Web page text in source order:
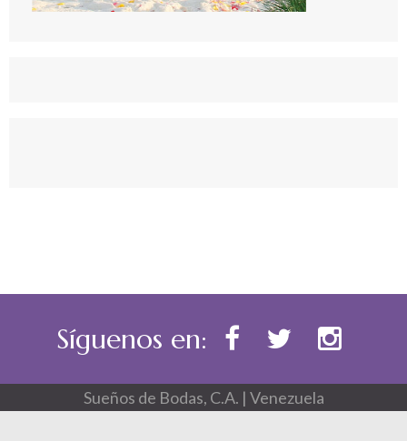
Síguenos en:
Sueños de Bodas, C.A. | Venezuela